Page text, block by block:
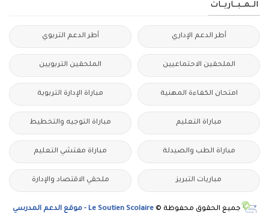
الــمــبــاريــات
أطر الدعم الإداري أطر الدعم التربوي
الملحقين الاحتماعيين الملحقين التربويين
امتحان الكفاءة المهنية مباراة الإدارة التربوية
مباراة التعليم مباراة التوجيه والتخطيط
مباراة الطب والصيدلة مباراة مفتشي التعليم
مباريات التبريز ملحقي الاقتصاد والإدارة
جميع الحقوق محفوظة © Le Soutien Scolaire - موقع الدعم المدرسي